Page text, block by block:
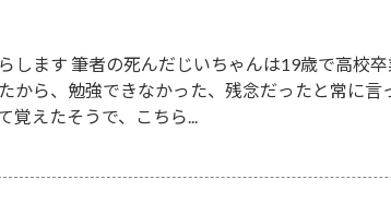
します 筆者の死んだじいちゃんは19歳で高校
から、勉強できなかった、残念だったと常に言
覚えたそうで、こちら...